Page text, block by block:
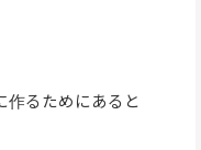
作るためにあると